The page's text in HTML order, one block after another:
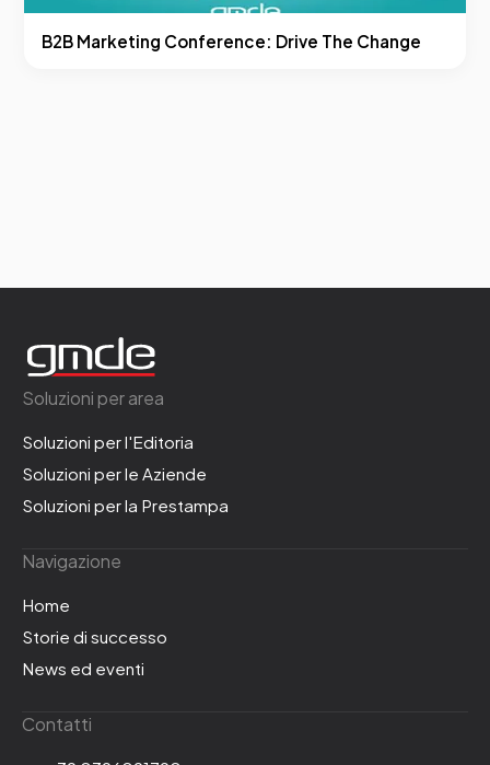
B2B Marketing Conference: Drive The Change
Soluzioni per area
Soluzioni per l'Editoria
Soluzioni per le Aziende
Soluzioni per la Prestampa
Navigazione
Home
Storie di successo
News ed eventi
Contatti